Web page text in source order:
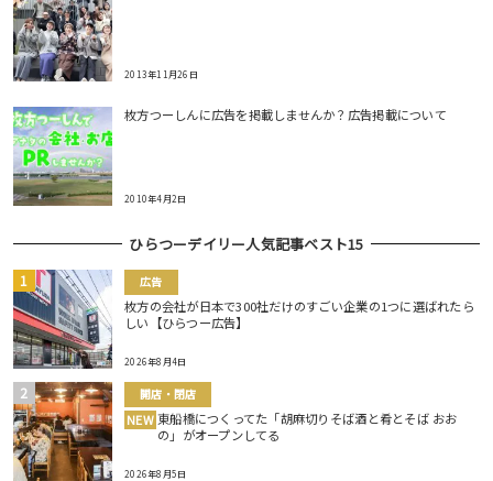
2013年11月26日
枚方つーしんに広告を掲載しませんか？広告掲載について
2010年4月2日
ひらつーデイリー人気記事ベスト15
広告
枚方の会社が日本で300社だけのすごい企業の1つに選ばれたら
しい【ひらつー広告】
2026年8月4日
開店・閉店
NEW 東船橋につくってた「胡麻切りそば酒と肴とそば おお
の」がオープンしてる
2026年8月5日